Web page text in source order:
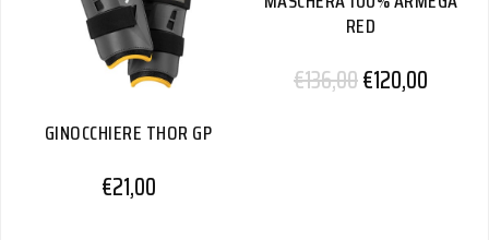
GINOCCHIERE THOR GP
€21,00
RED
€136,00€120,00